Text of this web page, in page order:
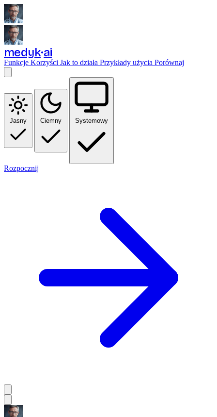
medyk ai
Funkcje Korzyści Jak to działa Przykłady użycia Porównaj
Jasny Ciemny Systemowy
Rozpocznij